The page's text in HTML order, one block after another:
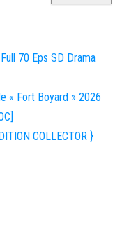
70 Eps SD Drama
« Fort Boyard » 2026
COLLECTOR }